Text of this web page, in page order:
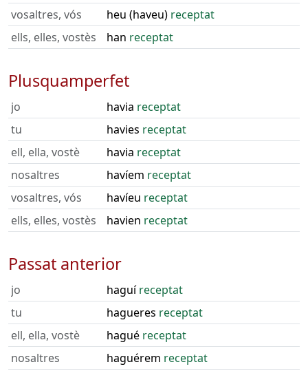
vosaltres, vós
heu (haveu) receptat
ells, elles, vostès
han receptat
Plusquamperfet
jo havia receptat
tu
havies receptat
ell, ella, vostè
havia receptat
nosaltres
havíem receptat
vosaltres, vós
havíeu receptat
ells, elles, vostès
havien receptat
Passat anterior
jo haguíreceptat
tu
hagueres receptat
ell, ella, vostè
hagué receptat
nosaltres
haguérem receptat